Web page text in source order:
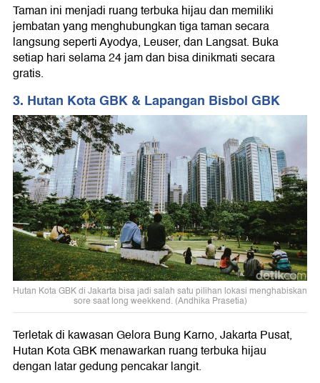
Taman ini menjadi ruang terbuka hijau dan memiliki
jembatan yang menghubungkan tiga taman secara
langsung seperti Ayodya, Leuser, dan Langsat. Buka
setiap hari selama 24 jam dan bisa dinikmati secara
gratis.
3. Hutan Kota GBK & Lapangan Bisbol GBK
Hutan Kota GBK di Jakarta bisa jadi salah satu pilihan lokasi menghabiskan
sore saat long weekkend. (Andhika Prasetia)
Terletak di kawasan Gelora Bung Karno, Jakarta Pusat,
Hutan Kota GBK menawarkan ruang terbuka hijau
dengan latar gedung pencakar langit.